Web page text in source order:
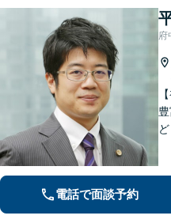
府
電話で面談予約